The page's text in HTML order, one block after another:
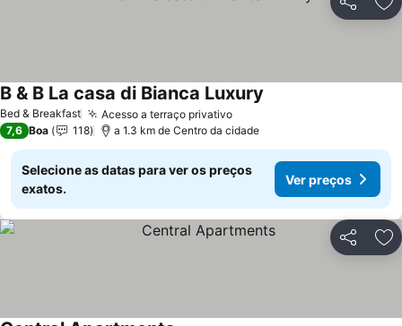
Partilhar
Bed & Breakfast Acesso a terraço privativo
B & B La casa di Bianca Luxury
7,6 Boa 118 a 1.3 km de Centro da cidade
Selecione as datas para ver os preços
exatos.
Ver preços
Partilhar